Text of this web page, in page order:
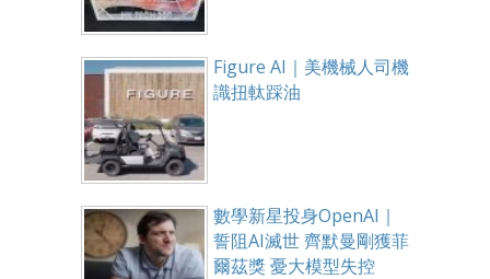
Figure AI｜美機械人司機
識扭軚踩油
數學新星投身OpenAI｜
誓阻AI滅世 齊默曼剛獲菲
爾茲獎 憂大模型失控